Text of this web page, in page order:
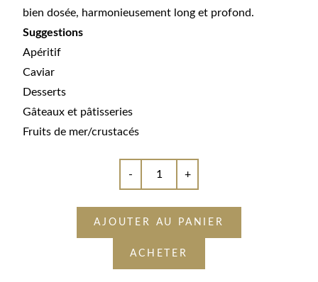
bien dosée, harmonieusement long et profond.
Suggestions
Apéritif
Caviar
Desserts
Gâteaux et pâtisseries
Fruits de mer/crustacés
- +
AJOUTER AU PANIER
ACHETER